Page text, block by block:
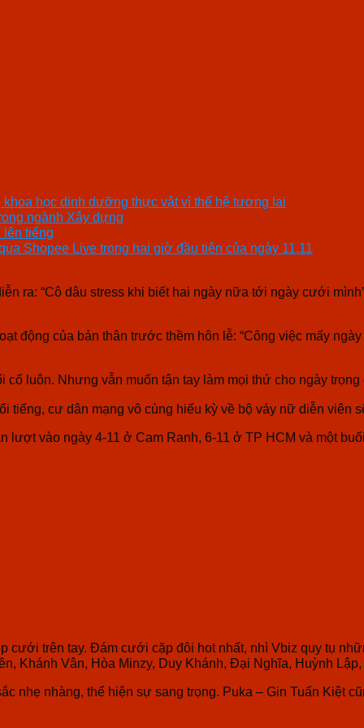
học dinh dưỡng thực vật vì thế hệ tương lai
ngành Xây dựng
lên tiếng
Shopee Live trong hai giờ đầu tiên của ngày 11.11
ra: “Cô dâu stress khi biết hai ngày nữa tới ngày cưới
động của bản thân trước thềm hôn lễ: “Công việc mấy
luôn. Nhưng vẫn muốn tận tay làm mọi thứ cho ngày trọng
cư dân mạng vô cùng hiếu kỳ về bộ váy nữ diễn viên
lượt vào ngày 4-11 ở Cam Ranh, 6-11 ở TP HCM và một
cưới trên tay. Đám cưới cặp đôi hot nhất, nhì Vbiz quy tụ
Khánh Vân, Hòa Minzy, Duy Khánh, Đại Nghĩa, Huỳnh
nhẹ nhàng, thể hiện sự sang trọng. Puka – Gin Tuấn Kiệt